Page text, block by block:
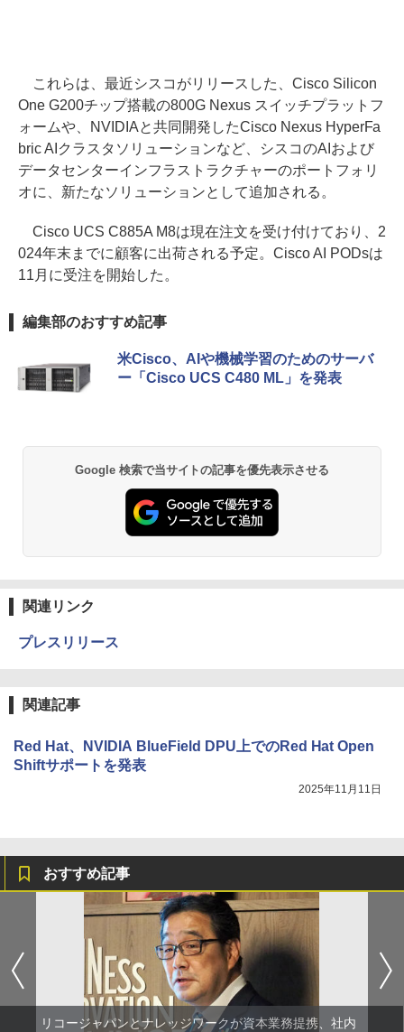
これらは、最近シスコがリリースした、Cisco Silicon
One G200チップ搭載の800G Nexus スイッチプラットフ
ォームや、NVIDIAと共同開発したCisco Nexus HyperFa
bric AIクラスタソリューションなど、シスコのAIおよび
データセンターインフラストラクチャーのポートフォリ
オに、新たなソリューションとして追加される。
Cisco UCS C885A M8は現在注文を受け付けており、2
024年末までに顧客に出荷される予定。Cisco AI PODsは
11月に受注を開始した。
編集部のおすすめ記事
米Cisco、AIや機械学習のためのサーバ
ー「Cisco UCS C480 ML」を発表
Google 検索で当サイトの記事を優先表示させる
関連リンク
プレスリリース
関連記事
Red Hat、NVIDIA BlueField DPU上でのRed Hat Open
Shiftサポートを発表
2025年11月11日
おすすめ記事
リコージャパンとナレッジワークが資本業務提携、社内